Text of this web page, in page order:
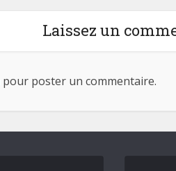
Laissez un
pour poster un commentaire.